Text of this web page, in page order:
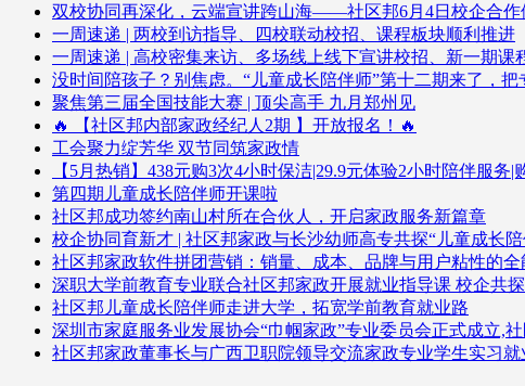
双校协同再深化，云端宣讲跨山海——社区邦6月4日校企合作
一周速递 | 两校到访指导、四校联动校招、课程板块顺利推进
一周速递 | 高校密集来访、多场线上线下宣讲校招、新一期课
没时间陪孩子？别焦虑。“儿童成长陪伴师”第十二期来了，把
聚焦第三届全国技能大赛 | 顶尖高手 九月郑州见
🔥 【社区邦内部家政经纪人2期 】开放报名！🔥
工会聚力绽芳华 双节同筑家政情
【5月热销】438元购3次4小时保洁|29.9元体验2小时陪伴服务
第四期儿童成长陪伴师开课啦
社区邦成功签约南山村所在合伙人，开启家政服务新篇章
校企协同育新才 | 社区邦家政与长沙幼师高专共探“儿童成长
社区邦家政软件拼团营销：销量、成本、品牌与用户粘性的全
深职大学前教育专业联合社区邦家政开展就业指导课 校企共
社区邦儿童成长陪伴师走进大学，拓宽学前教育就业路
深圳市家庭服务业发展协会“巾帼家政”专业委员会正式成立,
社区邦家政董事长与广西卫职院领导交流家政专业学生实习